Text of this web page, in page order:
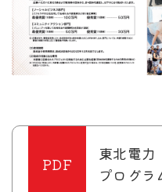
東北電力
プログラ